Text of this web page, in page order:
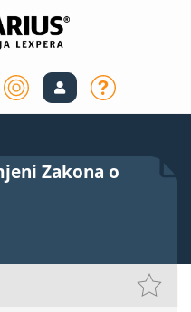
Zakona o